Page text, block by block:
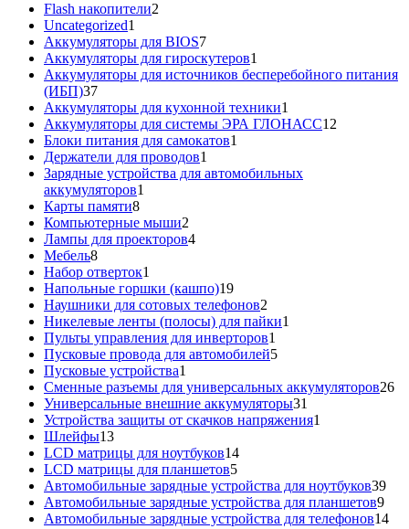
Flash накопители2
Uncategorized1
товар
Аккумуляторы для BIOS77
товаров
Аккумуляторы для гироскутеров1
товар
Аккумуляторы для источников бесперебойного питания
(ИБП)3737
товаров
Аккумуляторы для кухонной техники1
товар
Аккумуляторы для системы ЭРА ГЛОНАСС12
Блоки питания для самокатов1
Держатели для проводов1
товар
Зарядные устройства для автомобильных
аккумуляторов1
Карты памяти88
товаров
Компьютерные мыши2
товара
Лампы для проекторов44
Мебель88
товаров
Набор отверток1
товар
Напольные горшки (кашпо)1919
товаров
Наушники для сотовых телефонов2
товара
Никелевые ленты (полосы) для пайки1
Пульты управления для инверторов1
товар
Пусковые провода для автомобилей55
Пусковые устройства1
товар
Сменные разъемы для универсальных аккумуляторов2626
Универсальные внешние аккумуляторы31
товар
Устройства защиты от скачков напряжения1
Шлейфы1313
товаров
LCD матрицы для ноутбуков1414
LCD матрицы для планшетов55
товаров
Автомобильные зарядные устройства для ноутбуков3939
Автомобильные зарядные устройства для планшетов99
Автомобильные зарядные устройства для телефонов1414